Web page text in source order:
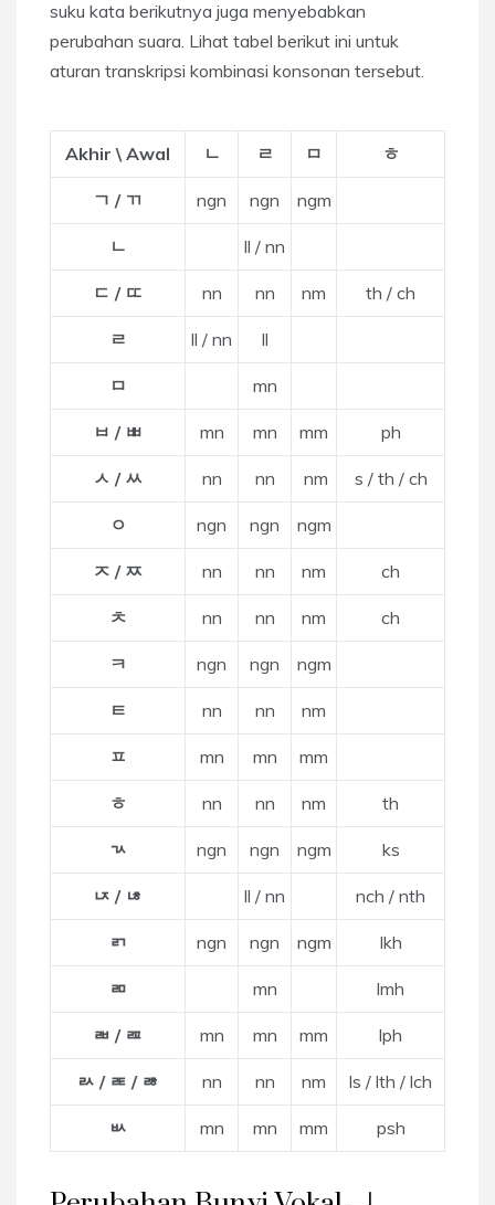
suku kata berikutnya juga menyebabkan
perubahan suara. Lihat tabel berikut ini untuk
aturan transkripsi kombinasi konsonan tersebut.
Akhir \ Awal ㄴ ㄹ ㅁ ㅎ
ㄱ / ㄲ ngn ngn ngm
ㄴ ll / nn
ㄷ / ㄸ nn nn nm th / ch
ㄹ ll / nn ll
ㅁ mn
ㅂ / ㅃ mn mn mm ph
ㅅ / ㅆ nn nn nm s / th / ch
ㅇ ngn ngn ngm
ㅈ / ㅉ nn nn nm ch
ㅊ nn nn nm ch
ㅋ ngn ngn ngm
ㅌ nn nn nm
ㅍ mn mn mm
ㅎ nn nn nm th
ㄳ ngn ngn ngm ks
ㄵ / ㄶ ll / nn nch / nth
ㄺ ngn ngn ngm lkh
ㄻ mn lmh
ㄼ / ㄿ mn mn mm lph
ㄽ / ㄾ / ㅀ nn nn nm ls / lth / lch
ㅄ mn mn mm psh